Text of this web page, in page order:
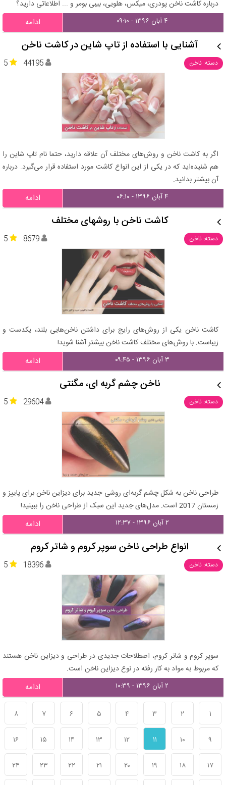
درباره کاشت ناخن پودری، میکس، هلویی، بیبی بومر و ... اطلاعاتی دارید؟
۴ آبان ۱۳۹۶ - ۰۹:۱۰ ادامه
آشنایی با استفاده از تاپ شاین در کاشت ناخن
دسته: ناخن 5 44195
اگر به کاشت ناخن و روش‌های مختلف آن علاقه دارید، حتما نام تاپ شاین را
هم شنیده‌اید که در یکی از این انواع کاشت مورد استفاده قرار می‌گیرد. درباره
آن بیشتر بدانید.
۴ آبان ۱۳۹۶ - ۰۶:۱۰ ادامه
کاشت ناخن با روشهای مختلف
دسته: ناخن 5 8679
کاشت ناخن یکی از روش‌های رایج برای داشتن ناخن‌هایی بلند، یکدست و
زیباست. با روش‌های مختلف کاشت ناخن بیشتر آشنا شوید!
۳ آبان ۱۳۹۶ - ۰۹:۴۵ ادامه
ناخن چشم گربه ای، مگنتی
دسته: ناخن 5 29604
طراحی ناخن به شکل چشم گربه‌ای روشی جدید برای دیزاین ناخن برای پاییز و
زمستان 2017 است. مدل‌های جدید این سبک از طراحی ناخن را ببینید!
۲ آبان ۱۳۹۶ - ۱۲:۳۷ ادامه
انواع طراحی ناخن سوپر کروم و شاتر کروم
دسته: ناخن 5 18396
سوپر کروم و شاتر کروم، اصطلاحات جدیدی در طراحی و دیزاین ناخن هستند
که مربوط به مواد به کار رفته در نوع دیزاین ناخن است.
۲ آبان ۱۳۹۶ - ۱۰:۳۹ ادامه
۱ ۲ ۳ ۴ ۵ ۶ ۷ ۸
۹ ۱۰ ۱۱ ۱۲ ۱۳ ۱۴ ۱۵ ۱۶
۱۷ ۱۸ ۱۹ ۲۰ ۲۱ ۲۲ ۲۳ ۲۴